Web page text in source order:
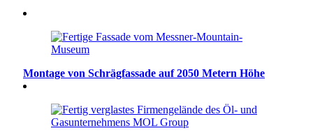
Montage von Schrägfassade auf 2050 Metern Höhe